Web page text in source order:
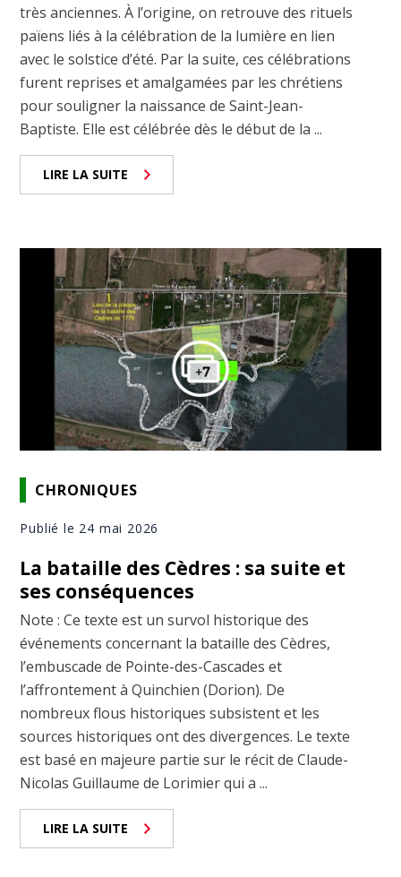
très anciennes. À l’origine, on retrouve des rituels
païens liés à la célébration de la lumière en lien
avec le solstice d’été. Par la suite, ces célébrations
furent reprises et amalgamées par les chrétiens
pour souligner la naissance de Saint-Jean-
Baptiste. Elle est célébrée dès le début de la ...
LIRE LA SUITE
CHRONIQUES
Publié le 24 mai 2026
La bataille des Cèdres : sa suite et
ses conséquences
Note : Ce texte est un survol historique des
événements concernant la bataille des Cèdres,
l’embuscade de Pointe-des-Cascades et
l’affrontement à Quinchien (Dorion). De
nombreux flous historiques subsistent et les
sources historiques ont des divergences. Le texte
est basé en majeure partie sur le récit de Claude-
Nicolas Guillaume de Lorimier qui a ...
LIRE LA SUITE